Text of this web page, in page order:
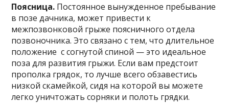
Поясница. Постоянное вынужденное пребывание
в позе дачника, может привести к
межпозвонковой грыже поясничного отдела
позвоночника. Это связано с тем, что длительное
положение с согнутой спиной — это идеальное
поза для развития грыжи. Если вам предстоит
прополка грядок, то лучше всего обзавестись
низкой скамейкой, сидя на которой вы можете
легко уничтожать сорняки и полоть грядки.